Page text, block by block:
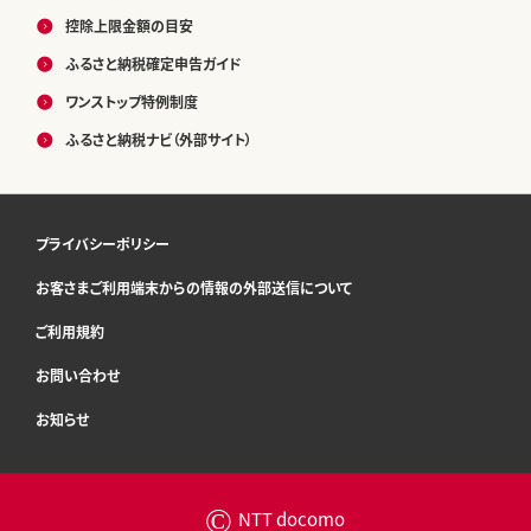
控除上限金額の目安
ふるさと納税確定申告ガイド
ワンストップ特例制度
ふるさと納税ナビ（外部サイト）
プライバシーポリシー
お客さまご利用端末からの情報の外部送信について
ご利用規約
お問い合わせ
お知らせ
© NTT docomo